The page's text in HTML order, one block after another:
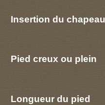
Insertion du
Pied creux ou plein
Longueur du pied